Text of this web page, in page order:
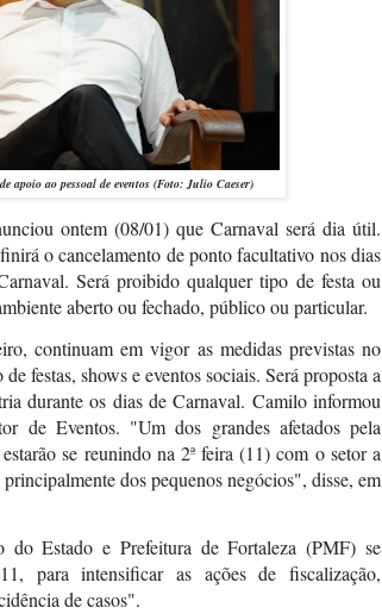
apoio ao pessoal de eventos (Foto: Julio Caeser)
ontem (08/01) que Carnaval será dia útil.
o cancelamento de ponto facultativo nos dias
Será proibido qualquer tipo de festa ou
aberto ou fechado, público ou particular.
continuam em vigor as medidas previstas no
festas, shows e eventos sociais. Será proposta a
durante os dias de Carnaval. Camilo informou
de Eventos. "Um dos grandes afetados pela
se reunindo na 2ª feira (11) com o setor a
dos pequenos negócios", disse, em
do Estado e Prefeitura de Fortaleza (PMF) se
para intensificar as ações de fiscalização,
de casos".